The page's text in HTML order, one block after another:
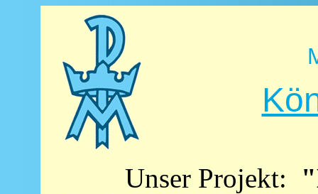
Unser Projekt: